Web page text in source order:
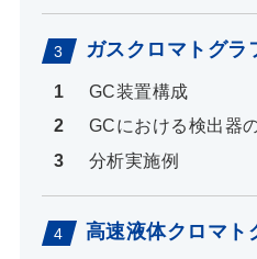
ガスクロマトグラ
GC装置構成
GCにおける検出器
分析実施例
高速液体クロマト